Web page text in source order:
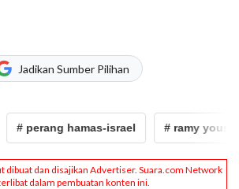
Jadikan Sumber Pilihan
# perang hamas-israel # ramy youssef